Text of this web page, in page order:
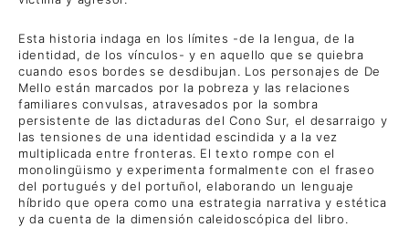
Esta historia indaga en los límites -de la lengua, de la
identidad, de los vínculos- y en aquello que se quiebra
cuando esos bordes se desdibujan. Los personajes de De
Mello están marcados por la pobreza y las relaciones
familiares convulsas, atravesados por la sombra
persistente de las dictaduras del Cono Sur, el desarraigo y
las tensiones de una identidad escindida y a la vez
multiplicada entre fronteras. El texto rompe con el
monolingüismo y experimenta formalmente con el fraseo
del portugués y del portuñol, elaborando un lenguaje
híbrido que opera como una estrategia narrativa y estética
y da cuenta de la dimensión caleidoscópica del libro.